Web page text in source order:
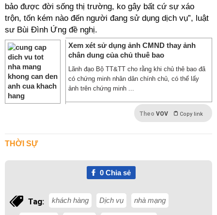
bảo được đời sống thị trường, ko gây bất cứ sự xáo
trộn, tốn kém nào đến người đang sử dụng dịch vụ”, luật
sư Bùi Đình Ứng đề nghị.
Xem xét sử dụng ảnh CMND thay ảnh
chân dung của chủ thuê bao
Lãnh đạo Bộ TT&TT cho rằng khi chủ thê bao đã
có chứng minh nhân dân chính chủ, có thể lấy
ảnh trên chứng minh ...
Theo VOV Copy link
THỜI SỰ
0Chia sẻ
Tag: khách hàng Dịch vụ nhà mạng